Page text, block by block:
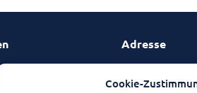
Cookie-
von
Adresse
VitaConSana